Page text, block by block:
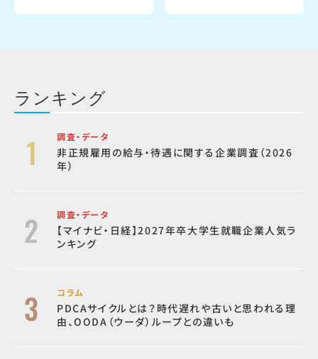
ランキング
調査・データ
非正規雇用の給与・待遇に関する企業調査（2026
年）
調査・データ
【マイナビ・日経】2027年卒大学生就職企業人気ラ
ンキング
コラム
PDCAサイクルとは？時代遅れや古いと思われる理
由、OODA（ウーダ）ループとの違いも